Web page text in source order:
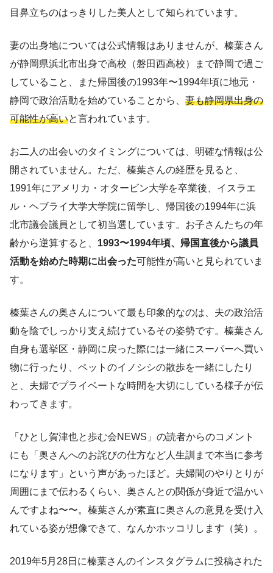
目鼻立ちのはっきりした美人として知られています。
妻の出身地については公式情報はありませんが、榛葉さん
が静岡県浜北市出身で高校（磐田西高校）まで静岡で過ご
していること、また帰国後の1993年〜1994年頃に地元・
静岡で政治活動を始めていることから、 妻も静岡県出身の
可能性が高いと言われています。
お二人の出会いのタイミングについては、明確な情報は公
開されていません。ただ、榛葉さんの経歴を見ると、
1991年にアメリカ・オタービン大学を卒業後、イスラエ
ル・ヘブライ大学大学院に留学し、帰国後の1994年に浜
北市議会議員として初当選しています。お子さんたちの年
齢から逆算すると、 1993〜1994年頃、帰国直後から議員
活動を始めた時期に出会った可能性が高いと見られていま
す。
榛葉さんの奥さんについて最も印象的なのは、夫の政治活
動を陰でしっかり支え続けているその姿勢です。榛葉さん
自身も選挙区・静岡に戻った際には一緒にスーパーへ買い
物に行ったり、ペットのイノシシの散歩を一緒にしたり
と、夫婦でプライベートな時間を大切にしている様子が伝
わってきます。
「ひとし賀津也と歩む会NEWS」の読者からのコメント
にも「奥さんへのお詫びの仕方など人生訓まで本当に参考
になります」という声があったほど。夫婦間のやりとりが
周囲にまで伝わるくらい、奥さんとの関係が身近で温かい
んですよね〜〜。榛葉さんが素直に奥さんの意見を受け入
れている姿が想像できて、なんかホッコリします（笑）。
2019年5月28日に榛葉さんのインスタグラムに投稿された